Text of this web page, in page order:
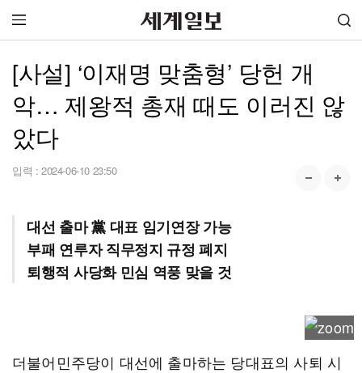
[사설] ‘이재명 맞춤형’ 당헌 개
악… 제왕적 총재 때도 이러진 않
았다
입력 : 2024-06-10 23:50
대선 출마 黨 대표 임기연장 가능
부패 연루자 직무정지 규정 폐지
퇴행적 사당화 민심 역풍 맞을 것
더불어민주당이 대선에 출마하는 당대표의 사퇴 시